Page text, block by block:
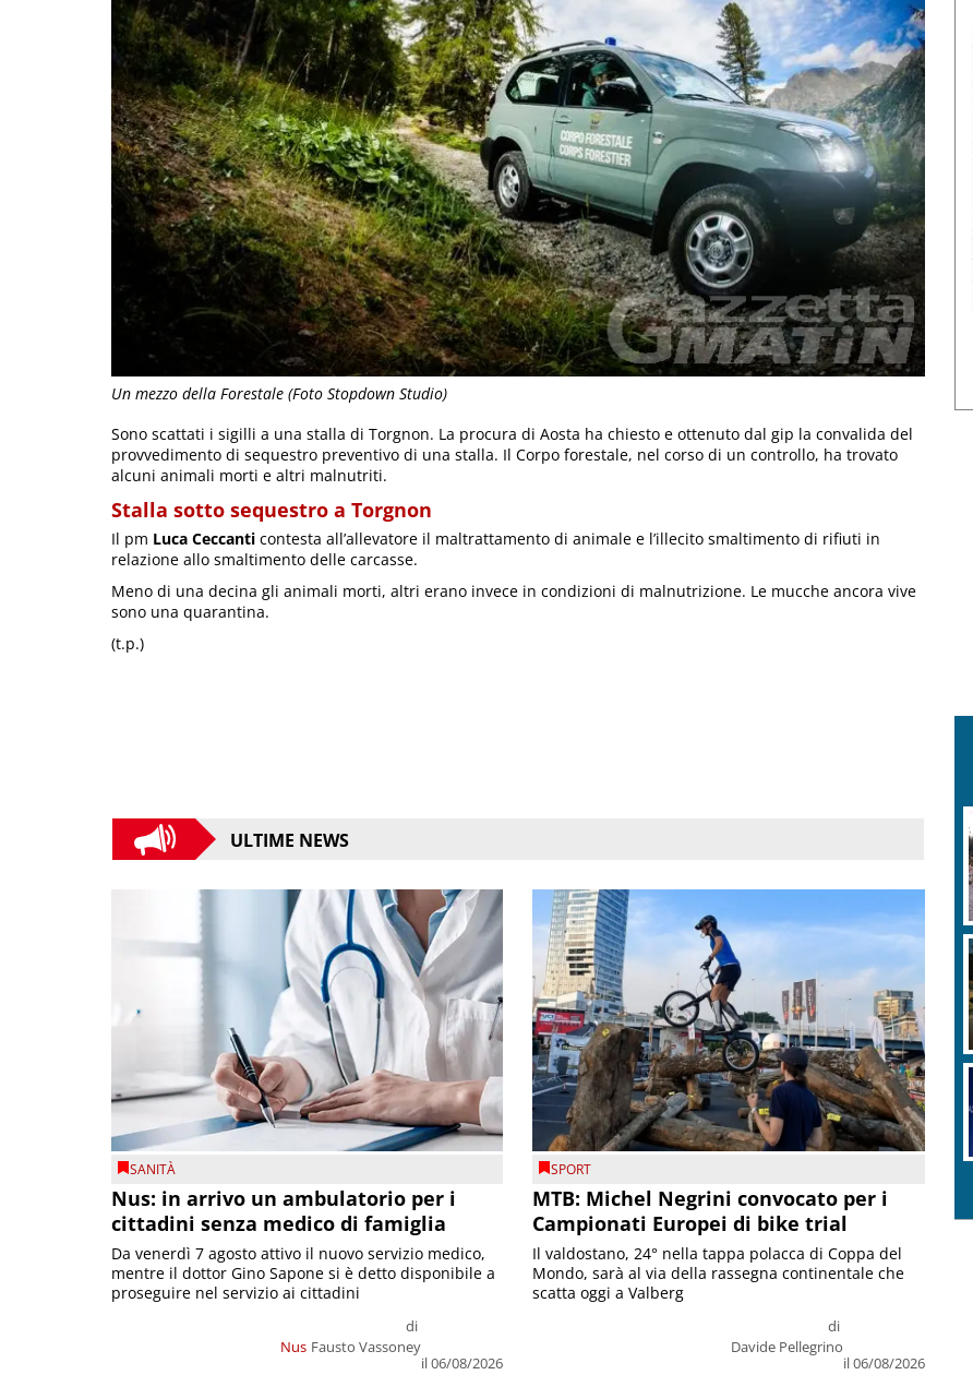
Un mezzo della Forestale (Foto Stopdown Studio)
Sono scattati i sigilli a una stalla di Torgnon. La procura di Aosta ha chiesto e ottenuto dal gip la convalida del
provvedimento di sequestro preventivo di una stalla. Il Corpo forestale, nel corso di un controllo, ha trovato
alcuni animali morti e altri malnutriti.
Stalla sotto sequestro a Torgnon
Il pm Luca Ceccanti contesta all’allevatore il maltrattamento di animale e l’illecito smaltimento di rifiuti in
relazione allo smaltimento delle carcasse.
Meno di una decina gli animali morti, altri erano invece in condizioni di malnutrizione. Le mucche ancora vive
sono una quarantina.
(t.p.)
ULTIME NEWS
SANITÀ
Nus: in arrivo un ambulatorio per i
cittadini senza medico di famiglia
Nus
di
Fausto Vassoney
il 06/08/2026
Da venerdì 7 agosto attivo il nuovo servizio medico,
mentre il dottor Gino Sapone si è detto disponibile a
proseguire nel servizio ai cittadini
SPORT
MTB: Michel Negrini convocato per i
Campionati Europei di bike trial
di
Davide Pellegrino
il 06/08/2026
Il valdostano, 24° nella tappa polacca di Coppa del
Mondo, sarà al via della rassegna continentale che
scatta oggi a Valberg